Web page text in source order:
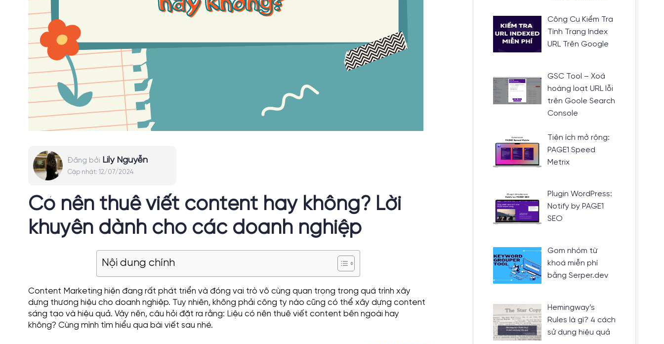
Đăng bởi Lily Nguyễn
Cập nhật: 12/07/2024
Có nên thuê viết content hay không? Lời
khuyên dành cho các doanh nghiệp
Nội dung chính
Content Marketing hiện đang rất phát triển và đóng vai trò vô cùng quan trọng trong quá trình xây
dựng thương hiệu cho doanh nghiệp. Tuy nhiên, không phải công ty nào cũng có thể xây dựng content
sáng tạo và hiệu quả. Vậy nên, câu hỏi đặt ra rằng: Liệu có nên thuê viết content bên ngoài hay
không? Cùng mình tìm hiểu qua bài viết sau nhé.
Công Cụ Kiểm Tra
Tình Trạng Index
URL Trên Google
GSC Tool – Xoá
hoàng loạt URL lỗi
trên Goole Search
Console
Tiện ích mở rộng:
PAGE1 Speed
Metrix
Plugin WordPress:
Notify by PAGE1
SEO
Gom nhóm từ
khoá miễn phí
bằng Serper.dev
Hemingway’s
Rules là gì? 4 cách
sử dụng hiệu quả